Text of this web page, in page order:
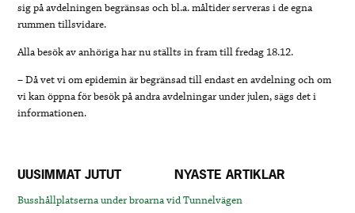
sig på avdelningen begränsas och bl.a. måltider serveras i de egna
rummen tillsvidare.
Alla besök av anhöriga har nu ställts in fram till fredag 18.12.
– Då vet vi om epidemin är begränsad till endast en avdelning och om
vi kan öppna för besök på andra avdelningar under julen, sägs det i
informationen.
UUSIMMAT JUTUT NYASTE ARTIKLAR
Busshållplatserna under broarna vid Tunnelvägen